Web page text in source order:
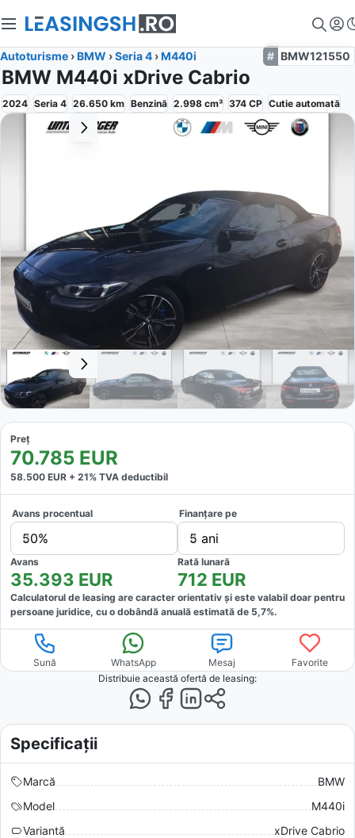
Autoturisme ›BMW ›Seria 4 ›M440i BMW121550
BMW M440i xDrive Cabrio
2024 Seria 4 26.650 km Benzină 2.998 cm³ 374 CP Cutie automată
Preț
70.785 EUR
58.500 EUR + 21% TVA deductibil
Avans procentual
50%
Finanțare pe
5 ani
Avans
35.393 EUR
Rată lunară
712 EUR
Calculatorul de leasing are caracter orientativ și este valabil doar pentru
persoane juridice, cu o dobândă anuală estimată de 5,7%.
Sună WhatsApp Mesaj
Favorite
Distribuie această ofertă de leasing:
Specificații
Marcă
BMW
Model
M440i
Variantă
xDrive Cabrio